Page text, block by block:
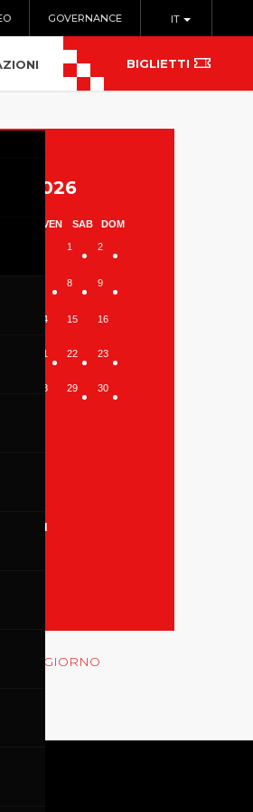
IT
GOVERNANCE
BIGLIETTI
2026
VEN SAB DOM
1 2
8 9
14 15 16
21 22 23
28 29 30
DEL GIORNO